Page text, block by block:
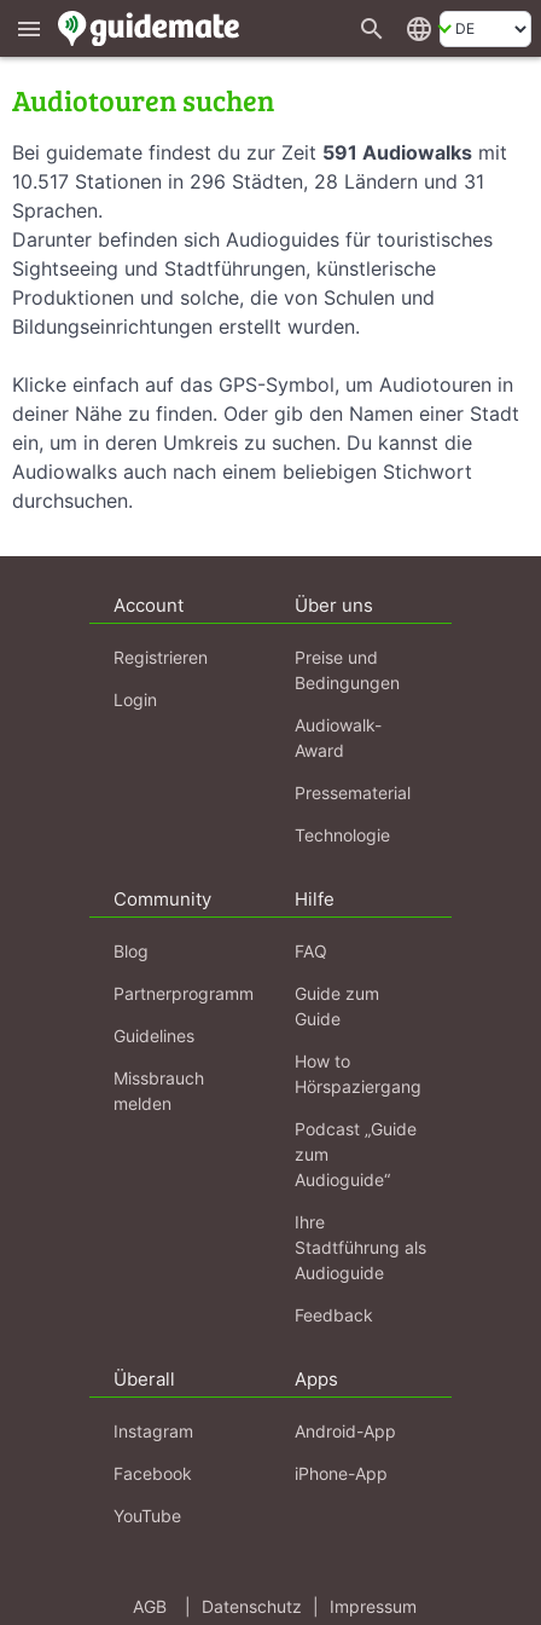
menu search language
Audiotouren suchen
Bei guidemate findest du zur Zeit 591 Audiowalks mit
10.517 Stationen in 296 Städten, 28 Ländern und 31
Sprachen.
Darunter befinden sich Audioguides für touristisches
Sightseeing und Stadtführungen, künstlerische
Produktionen und solche, die von Schulen und
Bildungseinrichtungen erstellt wurden.
Klicke einfach auf das GPS-Symbol, um Audiotouren in
deiner Nähe zu finden. Oder gib den Namen einer Stadt
ein, um in deren Umkreis zu suchen. Du kannst die
Audiowalks auch nach einem beliebigen Stichwort
durchsuchen.
Account
Registrieren
Login
Über uns
Preise und
Bedingungen
Audiowalk-
Award
Pressematerial
Technologie
Community
Blog
Partnerprogramm
Guidelines
Missbrauch
melden
Hilfe
FAQ
Guide zum
Guide
How to
Hörspaziergang
Podcast „Guide
zum
Audioguide“
Ihre
Stadtführung als
Audioguide
Feedback
Überall
Instagram
Facebook
YouTube
Apps
Android-App
iPhone-App
AGB Datenschutz Impressum